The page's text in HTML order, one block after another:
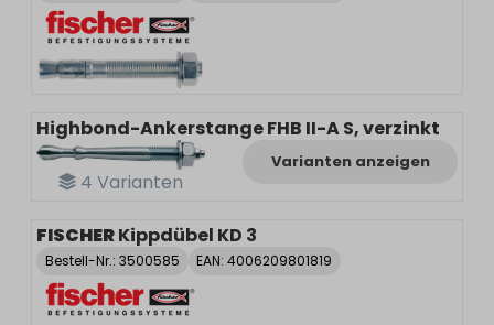
4 Varianten
Highbond-Ankerstange FHB II-A S, verzinkt
Varianten anzeigen
FISCHERKippdübel KD 3
Bestell-Nr.: 3500585 EAN: 4006209801819